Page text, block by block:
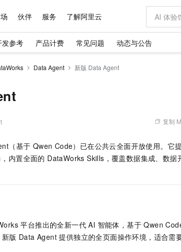
伙伴 服务 了解阿里云
发参考 产品计费 常见问题 动态与公告
Data Agent 新版 Data Agent
复制
（基于 Qwen Code）已在公共云全面开放使用。它
内置全面的 DataWorks Skills，覆盖数据集成、数据
平台推出的全新一代 AI 智能体，基于 Qwen
新版 Data Agent 提供独立的全页面操作环境，适合需
型
Kimi-K3 NEW
GLM-5.2
1M上下文，专为长程任务能力而生
务
人工智能平台 PAI 大模型
一站式AI开发、训练和推理服务
Qoder
面向
台 Hermes Agent，打造自进化智能体
自主进化，持久记忆，越用越聪明
轻松
5
先购
代金券
体验
AI 特惠
Token Plan 模型订阅计划 NEW
Qwen3.8-Max 首发尝鲜，限时加量 10 倍，夜间低至2
Night Plan 支持 Qwen 3.8-Max NEW
AI
从图
AI
图
AI 办
价格计算器
自助选配和估算价格
配
数据与 API
OCR 文字识别
企业应用
基
JAVA
Red
成为产品伙伴 产
云
服务
企业增值服务
企业成长
服务实践
阿
信
官网
最佳实践
看见新力量
市
魔
云工